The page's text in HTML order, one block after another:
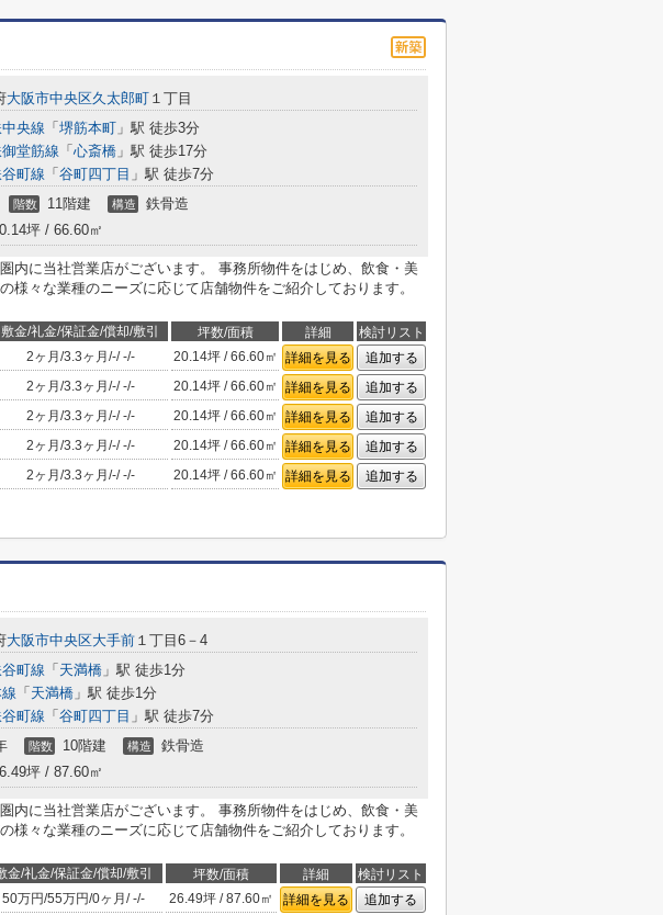
大阪市中央区久太郎町 １丁目
央線 「 堺筋本町 」駅 徒歩3分
堂筋線 「 心斎橋 」駅 徒歩17分
町線 「 谷町四丁目 」駅 徒歩7分
階数 11階建 構造 鉄骨造
坪 / 66.60㎡
内に当社営業店がございます。 事務所物件をはじめ、飲食・美
様々な業種のニーズに応じて店舗物件をご紹介しております。
敷金/礼金/保証金/償却/敷引 坪数/面積 詳細
検討リスト
2ヶ月 /3.3ヶ月 /-/-/- 20.14坪 / 66.60㎡ 詳細を見る
追加する
2ヶ月 /3.3ヶ月 /-/-/- 20.14坪 / 66.60㎡ 詳細を見る
追加する
2ヶ月 /3.3ヶ月 /-/-/- 20.14坪 / 66.60㎡ 詳細を見る
追加する
2ヶ月 /3.3ヶ月 /-/-/- 20.14坪 / 66.60㎡ 詳細を見る
追加する
2ヶ月 /3.3ヶ月 /-/-/- 20.14坪 / 66.60㎡ 詳細を見る 追加する
大阪市中央区大手前 １丁目6－4
町線 「 天満橋 」駅 徒歩1分
「 天満橋 」駅 徒歩1分
町線 「 谷町四丁目 」駅 徒歩7分
階数 10階建 構造 鉄骨造
坪 / 87.60㎡
内に当社営業店がございます。 事務所物件をはじめ、飲食・美
様々な業種のニーズに応じて店舗物件をご紹介しております。
金/礼金/保証金/償却/敷引 坪数/面積 詳細
検討リスト
50万円/55万円/0ヶ月 /-/- 26.49坪 / 87.60㎡ 詳細を見る 追加する